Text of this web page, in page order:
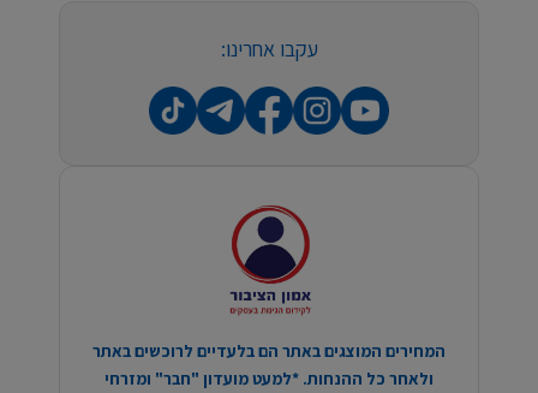
עקבו אחרינו:
המחירים המוצגים באתר הם בלעדיים לרוכשים באתר
ולאחר כל ההנחות. *למעט מועדון "חבר" ומזרחי